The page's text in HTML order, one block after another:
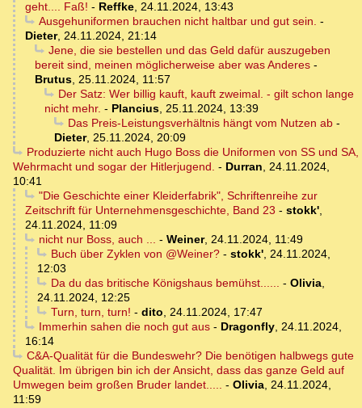
geht.... Faß! - Reffke, 24.11.2024, 13:43
Ausgehuniformen brauchen nicht haltbar und gut sein. -
Dieter, 24.11.2024, 21:14
Jene, die sie bestellen und das Geld dafür auszugeben
bereit sind, meinen möglicherweise aber was Anderes -
Brutus, 25.11.2024, 11:57
Der Satz: Wer billig kauft, kauft zweimal. - gilt schon lange
nicht mehr. - Plancius, 25.11.2024, 13:39
Das Preis-Leistungsverhältnis hängt vom Nutzen ab-
Dieter, 25.11.2024, 20:09
Produzierte nicht auch Hugo Boss die Uniformen von SS und SA,
Wehrmacht und sogar der Hitlerjugend. - Durran, 24.11.2024,
10:41
"Die Geschichte einer Kleiderfabrik", Schriftenreihe zur
Zeitschrift für Unternehmensgeschichte, Band 23 - stokk',
24.11.2024, 11:09
nicht nur Boss, auch ... - Weiner, 24.11.2024, 11:49
Buch über Zyklen von @Weiner?- stokk', 24.11.2024,
12:03
Da du das britische Königshaus bemühst...... - Olivia,
24.11.2024, 12:25
Turn, turn, turn! - dito, 24.11.2024, 17:47
Immerhin sahen die noch gut aus- Dragonfly, 24.11.2024,
16:14
C&A-Qualität für die Bundeswehr? Die benötigen halbwegs gute
Qualität. Im übrigen bin ich der Ansicht, dass das ganze Geld auf
Umwegen beim großen Bruder landet..... - Olivia, 24.11.2024,
11:59